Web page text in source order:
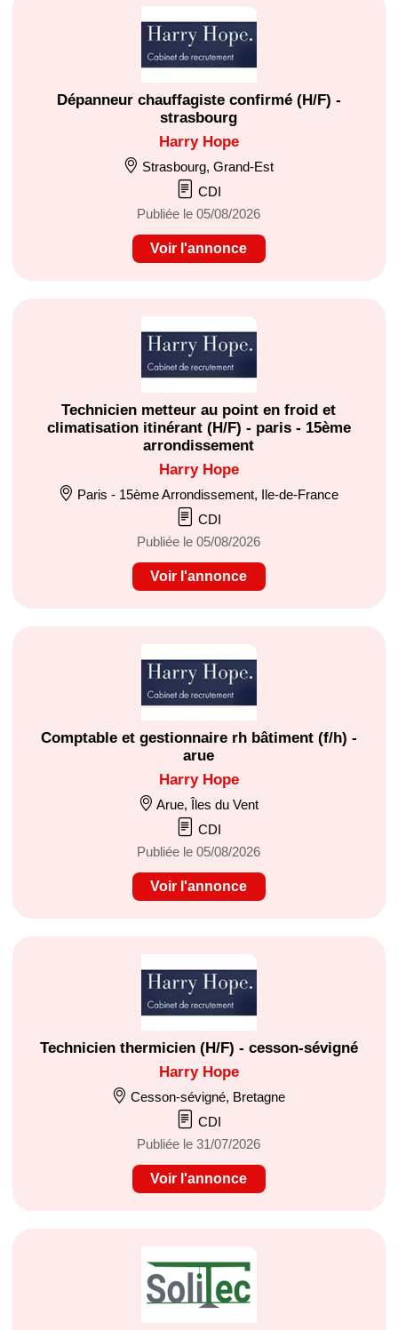
Dépanneur chauffagiste confirmé (H/F) -
strasbourg
Harry Hope
Strasbourg, Grand-Est
CDI
Publiée le 05/08/2026
Voir l'annonce
Technicien metteur au point en froid et
climatisation itinérant (H/F) - paris - 15ème
arrondissement
Harry Hope
Paris - 15ème Arrondissement, Ile-de-France
CDI
Publiée le 05/08/2026
Voir l'annonce
Comptable et gestionnaire rh bâtiment (f/h) -
arue
Harry Hope
Arue, Îles du Vent
CDI
Publiée le 05/08/2026
Voir l'annonce
Technicien thermicien (H/F) - cesson-sévigné
Harry Hope
Cesson-sévigné, Bretagne
CDI
Publiée le 31/07/2026
Voir l'annonce